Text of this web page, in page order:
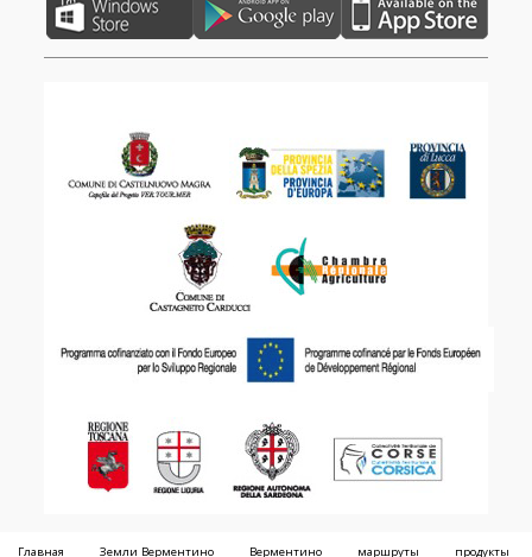
Главная Земли Верментино Верментино маршруты продукты